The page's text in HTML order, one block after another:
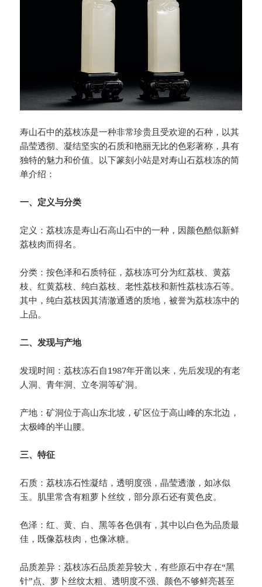
寿山石中的荔枝冻是一种非常珍贵且受欢迎的石种，以其
晶莹透彻、凝结坚实的石质和艳丽无比的色彩著称，具有
独特的魅力和价值。以下篆刻小站是对寿山石荔枝冻的简
单介绍：
一、定义与分类
定义：荔枝冻是寿山石高山石中的一种，因颜色酷似新鲜
荔枝肉而得名。
分类：按色泽和石质特征，荔枝冻可分为红荔枝、黄荔
枝、红黄荔枝、纯白荔枝、老性荔枝和新性荔枝冻石等。
其中，纯白荔枝因其清澈通透的质地，被誉为荔枝冻中的
上品。
二、发现与产地
发现时间：荔枝冻石自1987年开凿以来，先后发现的有老
人洞、青年洞、立冬洞等矿洞。
产地：矿洞位于高山东北坡，矿区位于高山峰的东北边，
太极峰的半山腰。
三、特征
石质：荔枝冻石性凝结，透明度强，晶莹透澈，如冰似
玉。肌里常含有粗萝卜丝纹，部分原石还有黄色皮。
色泽：红、黄、白、黑等各色俱有，其中以白色为品质最
佳，既像荔枝肉，也像冰糖。
品质差异：荔枝冻石品质差异较大，有些原石中存在“黑
针”点、萝卜丝纹太粗、透明度不强、颜色不够鲜亮甚至